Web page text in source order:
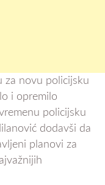
za novu policijsku
i opremilo
policijsku
dodavši da
planovi za